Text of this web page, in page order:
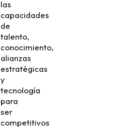
las
capacidades
de
talento,
conocimiento,
alianzas
estratégicas
y
tecnología
para
ser
competitivos